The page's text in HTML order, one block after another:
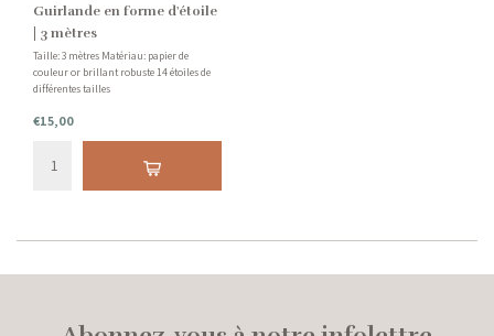
Guirlande en forme d'étoile
| 3 mètres
Taille: 3 mètres Matériau: papier de
couleur or brillant robuste 14 étoiles de
différentes tailles
€15,00